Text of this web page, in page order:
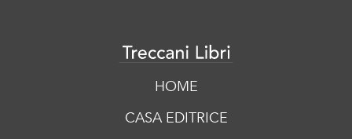
HOME
CASA EDITRICE